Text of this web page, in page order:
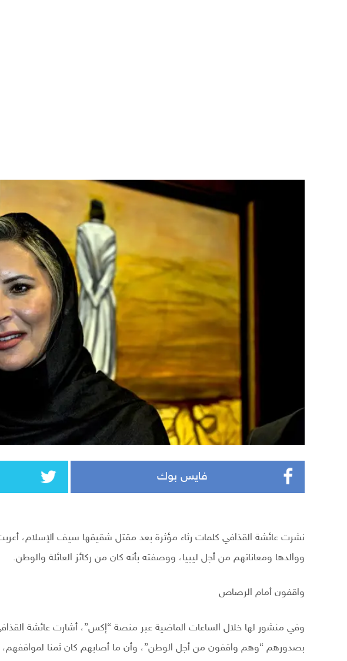
فايس بوك
نشرت عائشة القذافي كلمات رثاء مؤثرة بعد مقتل شقيقها سيف الإسلام،
ووالدها ومعاناتهم من أجل ليبيا، ووصفته بأنه كان من ركائز العائلة والوطن.
واقفون أمام الرصاص
وفي منشور لها خلال الساعات الماضية عبر منصة “إكس”، أشارت عائشة
بصدورهم “وهم واقفون من أجل الوطن”، وأن ما أصابهم كان ثمنا لمواقفهم،